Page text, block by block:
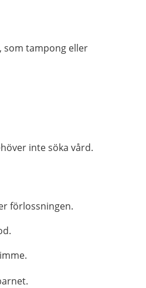
som tampong eller
inte söka vård.
förlossningen.